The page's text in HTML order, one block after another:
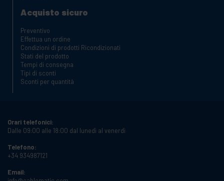
Acquisto sicuro
Preventivo
Effettua un ordine
Condizioni di prodotti Ricondizionati
Stati del prodotto
Tempi di consegna
Tipi di sconti
Sconti per quantità
Orari telefonici:
Dalle 09:00 alle 18:00 dal lunedì al venerdì
Telefono:
+34 934987121
Email: